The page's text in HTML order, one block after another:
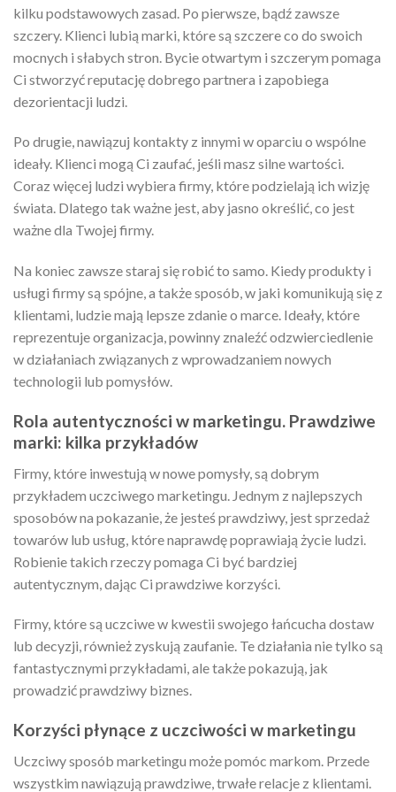
kilku podstawowych zasad. Po pierwsze, bądź zawsze
szczery. Klienci lubią marki, które są szczere co do swoich
mocnych i słabych stron. Bycie otwartym i szczerym pomaga
Ci stworzyć reputację dobrego partnera i zapobiega
dezorientacji ludzi.
Po drugie, nawiązuj kontakty z innymi w oparciu o wspólne
ideały. Klienci mogą Ci zaufać, jeśli masz silne wartości.
Coraz więcej ludzi wybiera firmy, które podzielają ich wizję
świata. Dlatego tak ważne jest, aby jasno określić, co jest
ważne dla Twojej firmy.
Na koniec zawsze staraj się robić to samo. Kiedy produkty i
usługi firmy są spójne, a także sposób, w jaki komunikują się z
klientami, ludzie mają lepsze zdanie o marce. Ideały, które
reprezentuje organizacja, powinny znaleźć odzwierciedlenie
w działaniach związanych z wprowadzaniem nowych
technologii lub pomysłów.
Rola autentyczności w marketingu. Prawdziwe
marki: kilka przykładów
Firmy, które inwestują w nowe pomysły, są dobrym
przykładem uczciwego marketingu. Jednym z najlepszych
sposobów na pokazanie, że jesteś prawdziwy, jest sprzedaż
towarów lub usług, które naprawdę poprawiają życie ludzi.
Robienie takich rzeczy pomaga Ci być bardziej
autentycznym, dając Ci prawdziwe korzyści.
Firmy, które są uczciwe w kwestii swojego łańcucha dostaw
lub decyzji, również zyskują zaufanie. Te działania nie tylko są
fantastycznymi przykładami, ale także pokazują, jak
prowadzić prawdziwy biznes.
Korzyści płynące z uczciwości w marketingu
Uczciwy sposób marketingu może pomóc markom. Przede
wszystkim nawiązują prawdziwe, trwałe relacje z klientami.